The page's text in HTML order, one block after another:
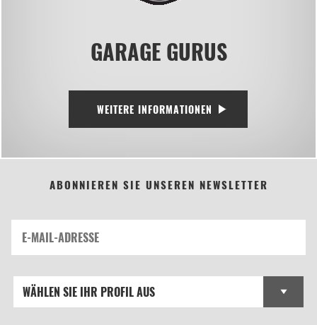
GARAGE GURUS
WEITERE INFORMATIONEN
ABONNIEREN SIE UNSEREN NEWSLETTER